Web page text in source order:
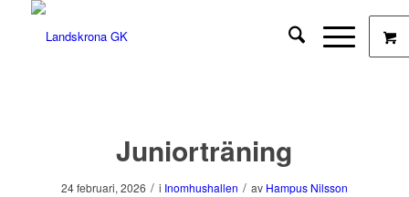
Juniorträning
24 februari, 2026 / i Inomhushallen / av Hampus Nilsson